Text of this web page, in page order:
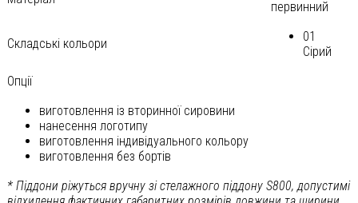
первинний
Складські кольори
01
Сірий
Опції
виготовлення із вторинної сировини
нанесення логотипу
виготовлення індивідуального кольору
виготовлення без бортів
* Піддони ріжуться вручну зі стелажного піддону S800, допустимі